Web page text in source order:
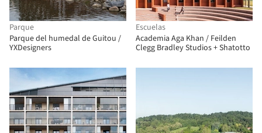
Parque
Parque del humedal de Guitou /
YXDesigners
Escuelas
Academia Aga Khan / Feilden
Clegg Bradley Studios + Shatotto